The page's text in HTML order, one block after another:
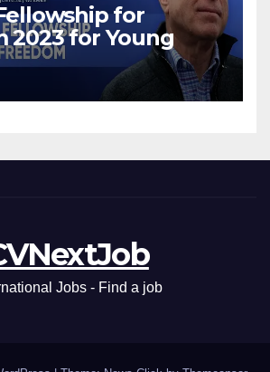
for
2023 for Young
Jobs - Find a job